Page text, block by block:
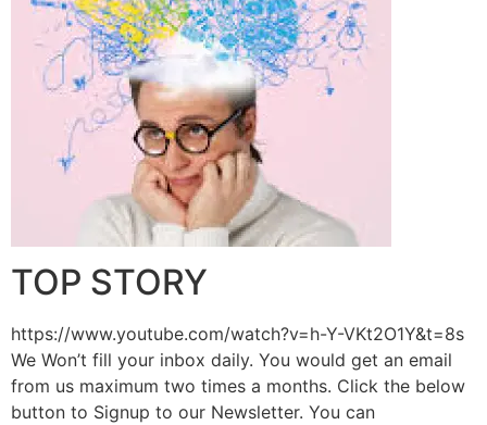
TOP STORY
https://www.youtube.com/watch?v=h-Y-VKt2O1Y&t=8s
We Won’t fill your inbox daily. You would get an email
from us maximum two times a months. Click the below
button to Signup to our Newsletter. You can